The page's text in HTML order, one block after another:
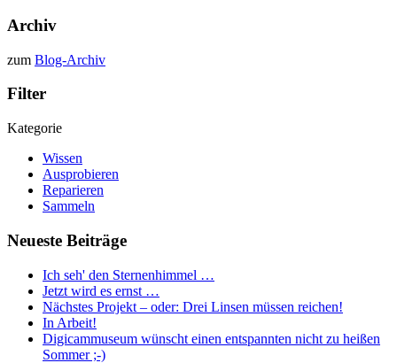
Archiv
zum Blog-Archiv
Filter
Kategorie
Wissen
Ausprobieren
Reparieren
Sammeln
Neueste Beiträge
Ich seh' den Sternenhimmel …
Jetzt wird es ernst …
Nächstes Projekt – oder: Drei Linsen müssen reichen!
In Arbeit!
Digicammuseum wünscht einen entspannten nicht zu heißen
Sommer ;-)